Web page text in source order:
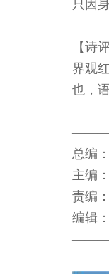
只因
【诗
界观
也，
总编
主编
责编
编辑